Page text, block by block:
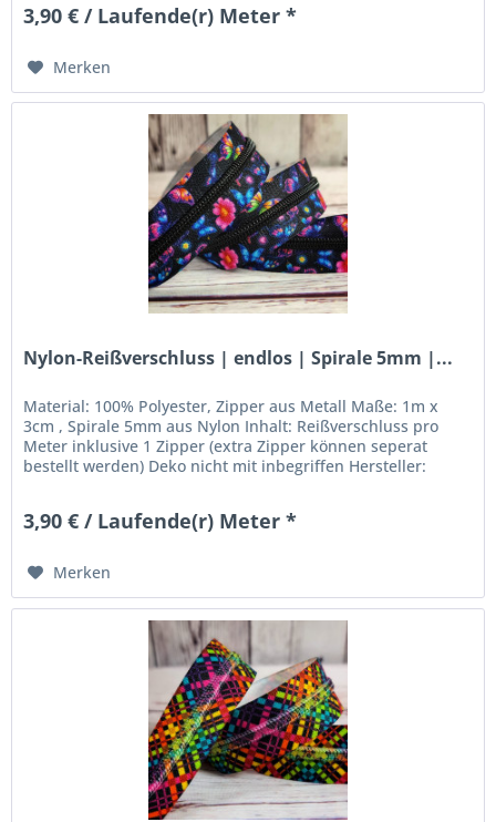
3,90 € / Laufende(r) Meter *
Merken
Nylon-Reißverschluss | endlos | Spirale 5mm |...
Material: 100% Polyester, Zipper aus Metall Maße: 1m x
3cm , Spirale 5mm aus Nylon Inhalt: Reißverschluss pro
Meter inklusive 1 Zipper (extra Zipper können seperat
bestellt werden) Deko nicht mit inbegriffen Hersteller:
3,90 € / Laufende(r) Meter *
Merken